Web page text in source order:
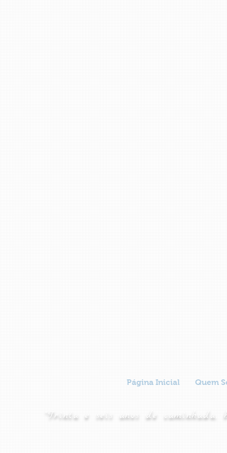
Página Inicial Quem
"Trinta e seis anos de